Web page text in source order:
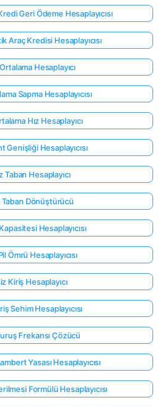
Geri Ödeme Hesaplayıcısı
Araç Kredisi Hesaplayıcısı
Hesaplayıcı
Sapma Hesaplayıcısı
Hız Hesaplayıcı
Genişliği Hesaplayıcısı
Taban Hesaplayıcı
Dönüştürücü
Hesaplayıcısı
Ömrü Hesaplayıcısı
Kiriş Hesaplayıcı
Sehim Hesaplayıcısı
Frekansı Çözücü
Yasası Hesaplayıcısı
Formülü Hesaplayıcısı